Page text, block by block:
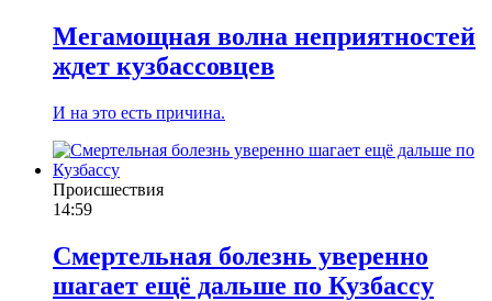
Мегамощная волна неприятностей
ждет кузбассовцев
И на это есть причина.
Происшествия
14:59
Смертельная болезнь уверенно
шагает ещё дальше по Кузбассу